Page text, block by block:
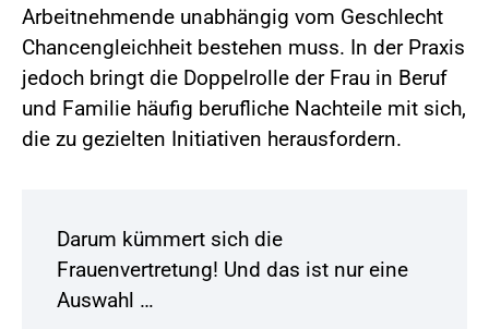
Arbeitnehmende unabhängig vom Geschlecht
Chancengleichheit bestehen muss. In der Praxis
jedoch bringt die Doppelrolle der Frau in Beruf
und Familie häufig berufliche Nachteile mit sich,
die zu gezielten Initiativen herausfordern.
Darum kümmert sich die
Frauenvertretung! Und das ist nur eine
Auswahl …